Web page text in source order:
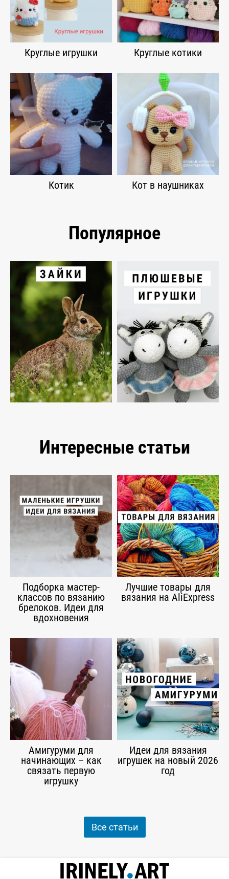
Круглые игрушки Круглые котики
Котик Кот в наушниках
Популярное
Интересные статьи
Подборка мастер-
классов по вязанию
брелоков. Идеи для
вдохновения
Лучшие товары для
вязания на AliExpress
Амигуруми для
начинающих – как
связать первую
игрушку
Идеи для вязания
игрушек на новый 2026
год
Все статьи